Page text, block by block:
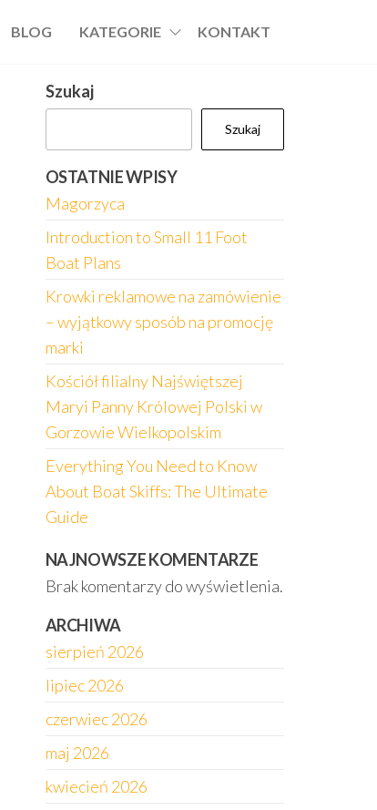
BLOG KATEGORIE KONTAKT
Szukaj
Szukaj
OSTATNIE WPISY
Magorzyca
Introduction to Small 11 Foot
Boat Plans
Krowki reklamowe na zamówienie
– wyjątkowy sposób na promocję
marki
Kościół filialny Najświętszej
Maryi Panny Królowej Polski w
Gorzowie Wielkopolskim
Everything You Need to Know
About Boat Skiffs: The Ultimate
Guide
NAJNOWSZE KOMENTARZE
Brak komentarzy do wyświetlenia.
ARCHIWA
sierpień 2026
lipiec 2026
czerwiec 2026
maj 2026
kwiecień 2026